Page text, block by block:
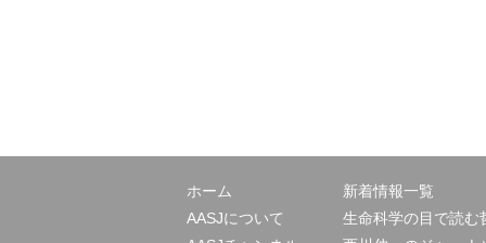
ホーム
AASJについて
新着情報一覧
生命科学の目で読む